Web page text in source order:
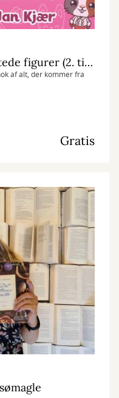
Kawaii - lær at tegne nuttede figurer (2. til 5. klasse)
af alt, der kommer fra
Gratis